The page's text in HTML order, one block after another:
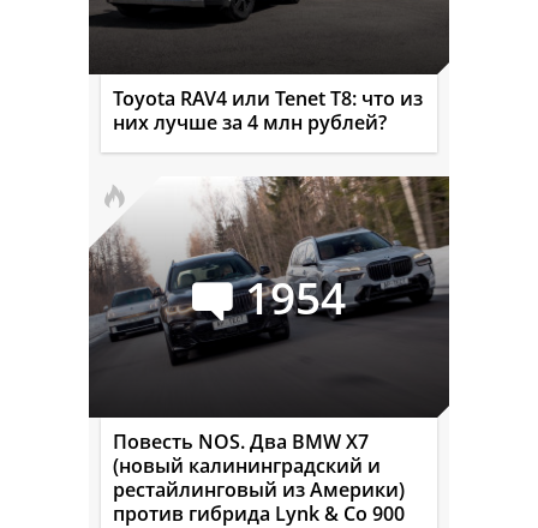
Toyota RAV4 или Tenet T8: что из
них лучше за 4 млн рублей?
1954
Повесть NOS. Два BMW X7
(новый калининградский и
рестайлинговый из Америки)
против гибрида Lynk & Co 900